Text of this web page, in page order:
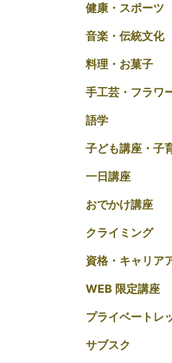
健康・スポーツ
音楽・伝統文化
料理・お菓子
手工芸・フラワ
語学
子ども講座・子
一日講座
おでかけ講座
クライミング
資格・キャリア
WEB 限定講座
プライベートレ
サブスク